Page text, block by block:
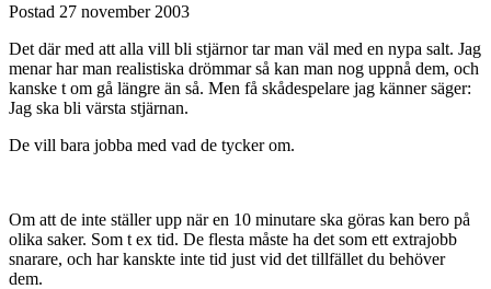
Postad 27 november 2003
Det där med att alla vill bli stjärnor tar man väl med en nypa salt. Jag
menar har man realistiska drömmar så kan man nog uppnå dem, och
kanske t om gå längre än så. Men få skådespelare jag känner säger:
Jag ska bli värsta stjärnan.
De vill bara jobba med vad de tycker om.
Om att de inte ställer upp när en 10 minutare ska göras kan bero på
olika saker. Som t ex tid. De flesta måste ha det som ett extrajobb
snarare, och har kanskte inte tid just vid det tillfället du behöver
dem.